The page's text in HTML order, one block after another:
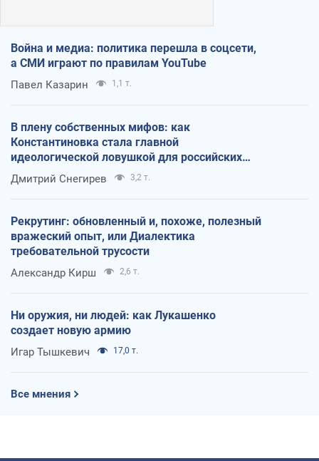
Война и медиа: политика перешла в соцсети,
а СМИ играют по правилам YouTube
Павел Казарин 1,1 т.
В плену собственных мифов: как
Константиновка стала главной
идеологической ловушкой для российских
оккупантов
Дмитрий Снегирев 3,2 т.
Рекрутинг: обновленный и, похоже, полезный
вражеский опыт, или Диалектика
требовательной трусости
Александр Кирш 2,6 т.
Ни оружия, ни людей: как Лукашенко
создает новую армию
Игар Тышкевич 17,0 т.
Все мнения